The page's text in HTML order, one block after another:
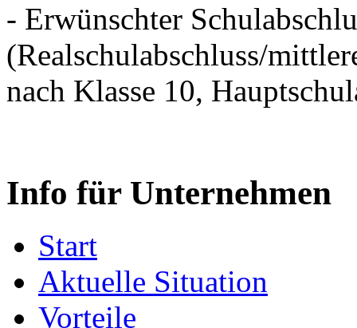
- Erwünschter
(Realschulabschluss/
nach Klasse 10,
Info für Unternehmen
Start
Aktuelle Situation
Vorteile